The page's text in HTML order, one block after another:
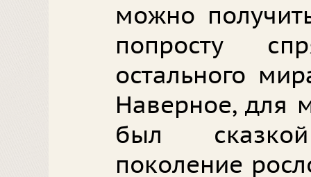
можно
попросту
остального
Наверное, для
был
поколение